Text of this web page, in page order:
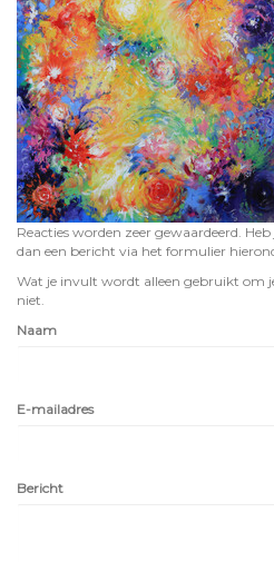
Reacties worden zeer gewaardeerd.
dan een bericht via het formulier
Wat je invult wordt alleen gebruikt om
niet.
Naam
E-mailadres
Bericht